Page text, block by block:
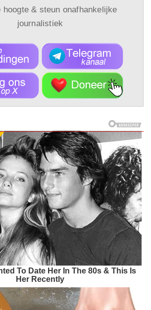
hoogte & steun onafhankelijke
journalistiek
To Date Her In The 80s & This Is
Her Recently